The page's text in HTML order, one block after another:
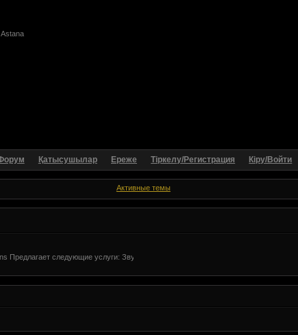
Қатысушылар Ереже Тіркелу/Регистрация Кіру/Войти
Активные темы
Предлагает следующие услуги: Звукозапись в Астане, недорого.